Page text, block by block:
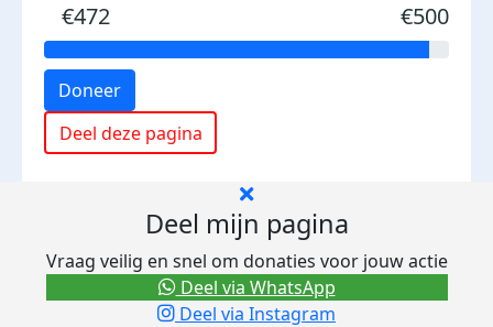
€472 €500
Doneer
Deel deze pagina
Deel mijn pagina
Vraag veilig en snel om donaties voor jouw actie
Deel via Instagram
Deel via WhatsApp